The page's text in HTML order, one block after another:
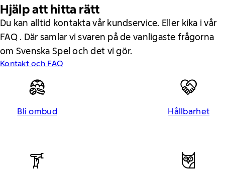
Hjälp att hitta rätt
Du kan alltid kontakta vår kundservice. Eller kika i vår
FAQ . Där samlar vi svaren på de vanligaste frågorna
om Svenska Spel och det vi gör.
Kontakt och FAQ
Bli ombud Hållbarhet